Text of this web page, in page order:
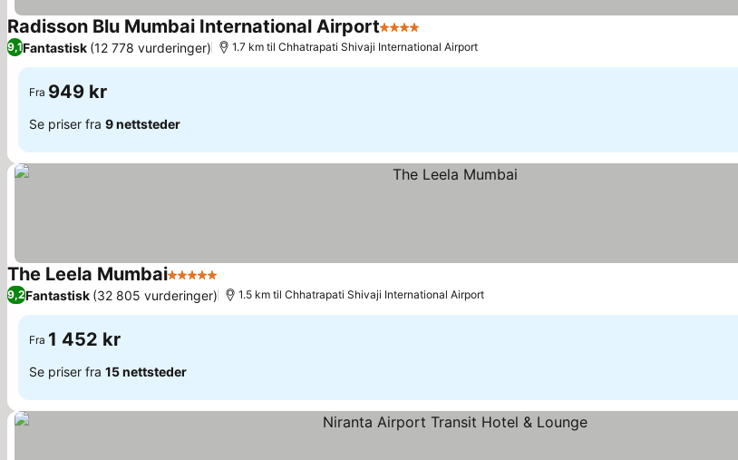
Radisson Blu Mumbai International Airport4 Stjerner
9,1Fantastisk (12 778 vurderinger) 1.7 km til Chhatrapati Shivaji International Airport
Fra 949 kr
Se priser fra 9 nettsteder
The Leela Mumbai5 StjernerSe priser
9,2Fantastisk (32 805 vurderinger) 1.5 km til Chhatrapati Shivaji International Airport
Fra 1 452 kr
Se priser fra 15 nettsteder